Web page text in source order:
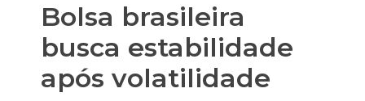
Bolsa brasileira
busca estabilidade
após volatilidade